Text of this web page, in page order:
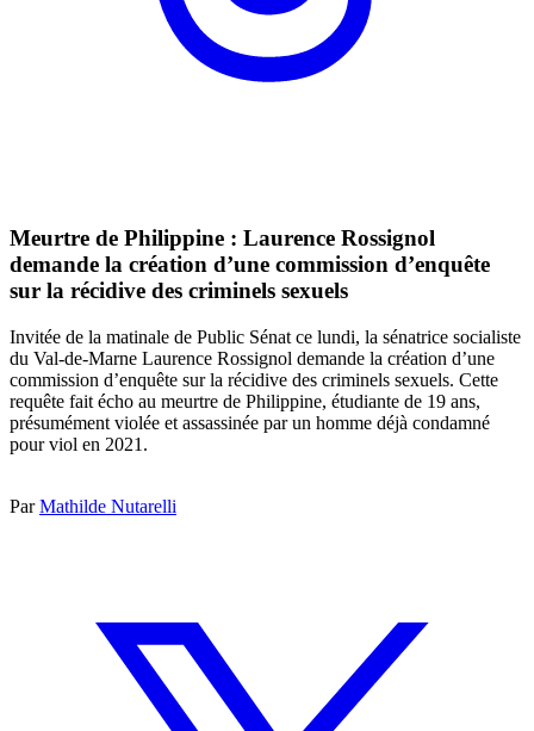
Meurtre de Philippine : Laurence Rossignol
demande la création d’une commission d’enquête
sur la récidive des criminels sexuels
Invitée de la matinale de Public Sénat ce lundi, la sénatrice socialiste
du Val-de-Marne Laurence Rossignol demande la création d’une
commission d’enquête sur la récidive des criminels sexuels. Cette
requête fait écho au meurtre de Philippine, étudiante de 19 ans,
présumément violée et assassinée par un homme déjà condamné
pour viol en 2021.
ParMathilde Nutarelli